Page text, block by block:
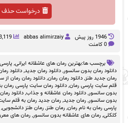
درخواست حذف
1946 روز پيش abbas alimirzaiy
views
0 کامنت
برچسب ها:بهترین رمان های عاشقانه ایرانی,
دانلود رمان بدون سانسور,دانلود رمان جدید,دانلود
رمان جدید طنز,دانلود رمان رمان,دانلود رمان رمان
قلم سایت پارسی رمان,دانلود رمان سایت پارسی رمان
بدون سانسور,دانلود رمان عاشقانه و جذاب,دانلود
بدون سانسور,رمان جدید,رمان جدید رمان به قلم
پارسی رمان به نام رمان,رمان طنز,رمان طنز دانشجویی,
کلکلی,رمان های عاشقانه بدون سانسور,رمان های